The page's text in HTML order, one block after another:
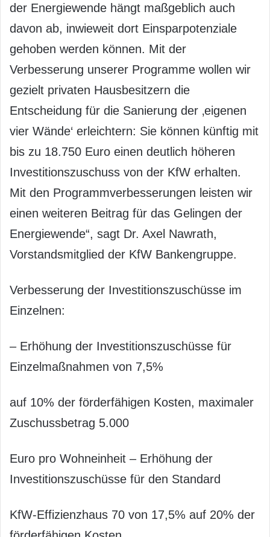
der Energiewende hängt maßgeblich auch
davon ab, inwieweit dort Einsparpotenziale
gehoben werden können. Mit der
Verbesserung unserer Programme wollen wir
gezielt privaten Hausbesitzern die
Entscheidung für die Sanierung der ‚eigenen
vier Wände‘ erleichtern: Sie können künftig mit
bis zu 18.750 Euro einen deutlich höheren
Investitionszuschuss von der KfW erhalten.
Mit den Programmverbesserungen leisten wir
einen weiteren Beitrag für das Gelingen der
Energiewende“, sagt Dr. Axel Nawrath,
Vorstandsmitglied der KfW Bankengruppe.
Verbesserung der Investitionszuschüsse im
Einzelnen:
– Erhöhung der Investitionszuschüsse für
Einzelmaßnahmen von 7,5%
auf 10% der förderfähigen Kosten, maximaler
Zuschussbetrag 5.000
Euro pro Wohneinheit – Erhöhung der
Investitionszuschüsse für den Standard
KfW-Effizienzhaus 70 von 17,5% auf 20% der